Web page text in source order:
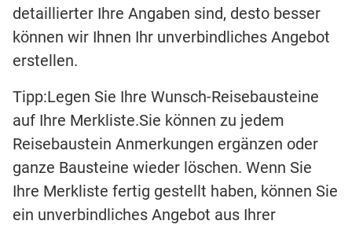
detaillierter Ihre Angaben sind, desto besser
können wir Ihnen Ihr unverbindliches Angebot
erstellen.
Tipp:Legen Sie Ihre Wunsch-Reisebausteine
auf Ihre Merkliste.Sie können zu jedem
Reisebaustein Anmerkungen ergänzen oder
ganze Bausteine wieder löschen. Wenn Sie
Ihre Merkliste fertig gestellt haben, können Sie
ein unverbindliches Angebot aus Ihrer